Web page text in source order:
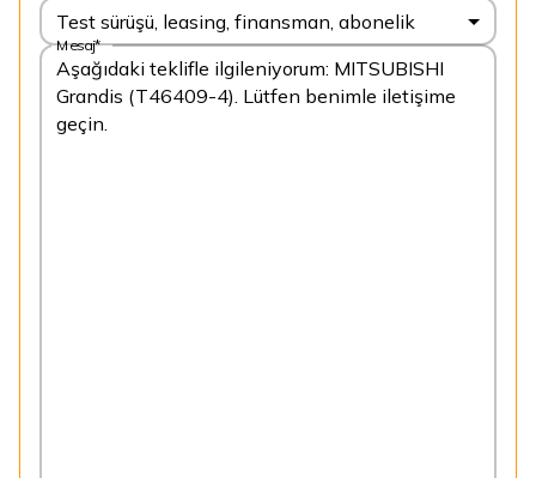
Test sürüşü, leasing, finansman, abonelik
Mesaj*